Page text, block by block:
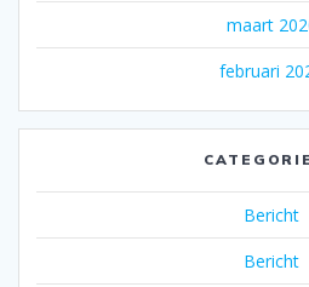
maart
februari
Bericht
Bericht